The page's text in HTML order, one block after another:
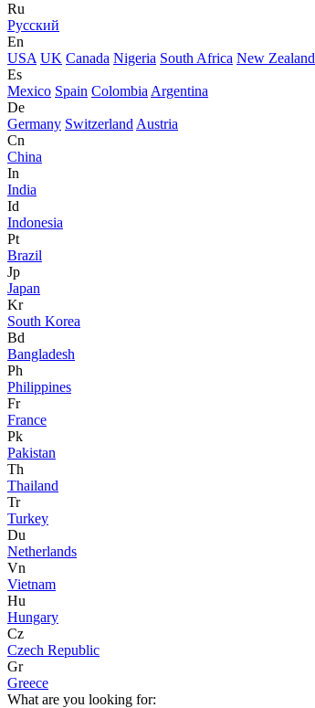
Ru
Русский
En
USA UK Canada Nigeria South Africa New Zealand
Es
Mexico Spain Colombia Argentina
De
Germany Switzerland Austria
Cn
China
In
India
Id
Indonesia
Pt
Brazil
Jp
Japan
Kr
South Korea
Bd
Bangladesh
Ph
Philippines
Fr
France
Pk
Pakistan
Th
Thailand
Tr
Turkey
Du
Netherlands
Vn
Vietnam
Hu
Hungary
Cz
Czech Republic
Gr
Greece
What are you looking for: